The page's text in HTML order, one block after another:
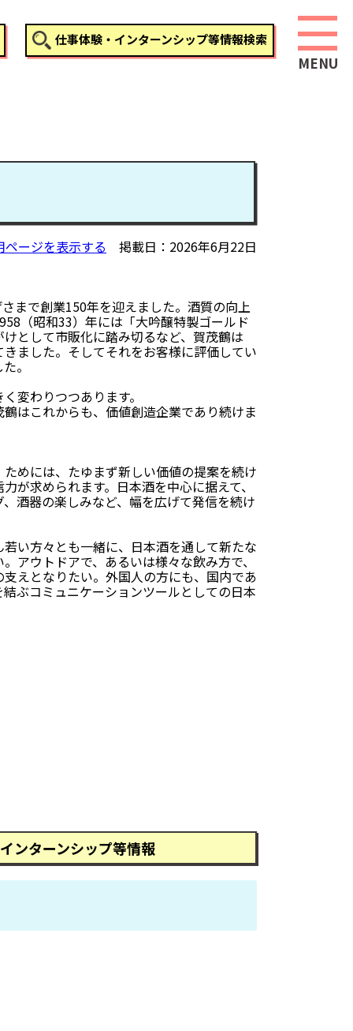
仕事体験・インターンシップ等情報検索
ページを表示する 掲載日 2026年6月22日
まで創業150年を迎えました。酒質の向上
（昭和33）年には「大吟醸特製ゴールド
として市販化に踏み切るなど、賀茂鶴は
ました。そしてそれをお客様に評価してい
。
変わりつつあります。
はこれからも、価値創造企業であり続けま
めには、たゆまず新しい価値の提案を続け
が求められます。日本酒を中心に据えて、
酒器の楽しみなど、幅を広げて発信を続け
い方々とも一緒に、日本酒を通して新たな
アウトドアで、あるいは様々な飲み方で、
えとなりたい。外国人の方にも、国内であ
ぶコミュニケーションツールとしての日本
ンターンシップ等情報